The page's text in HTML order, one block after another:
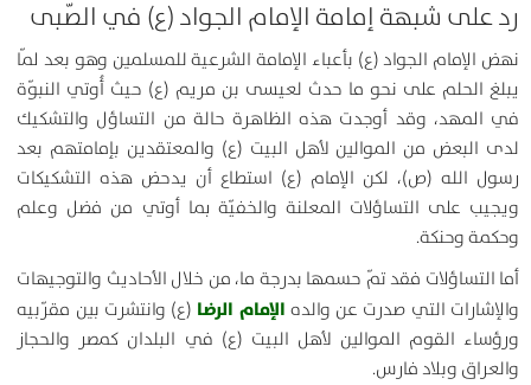
رد على شبهة إمامة الإمام الجواد (ع) في الصّبی
نهض الإمام الجواد (ع) بأعباء الإمامة الشرعية للمسلمين وهو بعد لمّا
يبلغ الحلم على نحو ما حدث لعيسى بن مريم (ع) حيث أُوتي النبوّة
في المهد، وقد أوجدت هذه الظاهرة حالة من التساؤل والتشكيك
لدى البعض من الموالين لأهل البيت (ع) والمعتقدين بإمامتهم بعد
رسول الله (ص)، لكن الإمام (ع) استطاع أن يدحض هذه التشكيكات
ويجيب على التساؤلات المعلنة والخفيّة بما أوتي من فضل وعلم
وحكمة وحنكة.
أما التساؤلات فقد تمّ حسمها بدرجة ما، من خلال الأحاديث والتوجيهات
والإشارات التي صدرت عن والده الإمام الرضا (ع) وانتشرت بين مقرّبيه
ورؤساء القوم الموالين لأهل البيت (ع) في البلدان كمصر والحجاز
والعراق وبلاد فارس.